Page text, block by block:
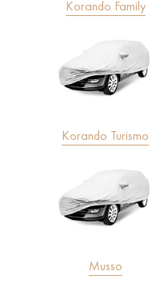
Korando Family
Korando Turismo
Musso